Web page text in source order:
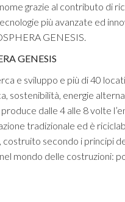
grazie al contributo di
più avanzate ed
GENESIS.
GENESIS
e sviluppo e più di 40
sostenibilità, energie
dalle 4 alle 8 volte
tradizionale ed è
secondo i principi
mondo delle costruzioni: